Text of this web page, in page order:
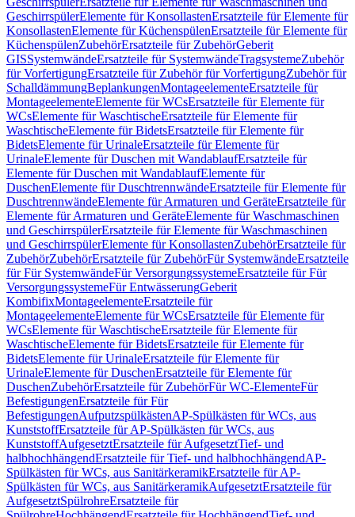
GeschirrspülerElemente für KonsollastenErsatzteile für Elemente für
KonsollastenElemente für KüchenspülenErsatzteile für Elemente für
KüchenspülenZubehörErsatzteile für ZubehörGeberit
GISSystemwändeErsatzteile für SystemwändeTragsystemeZubehör
für VorfertigungErsatzteile für Zubehör für VorfertigungZubehör für
SchalldämmungBeplankungenMontageelementeErsatzteile für
MontageelementeElemente für WCsErsatzteile für Elemente für
WCsElemente für WaschtischeErsatzteile für Elemente für
WaschtischeElemente für BidetsErsatzteile für Elemente für
BidetsElemente für UrinaleErsatzteile für Elemente für
UrinaleElemente für Duschen mit WandablaufErsatzteile für
Elemente für Duschen mit WandablaufElemente für
DuschenElemente für DuschtrennwändeErsatzteile für Elemente für
DuschtrennwändeElemente für Armaturen und GeräteErsatzteile für
Elemente für Armaturen und GeräteElemente für Waschmaschinen
und GeschirrspülerErsatzteile für Elemente für Waschmaschinen
und GeschirrspülerElemente für KonsollastenZubehörErsatzteile für
ZubehörZubehörErsatzteile für ZubehörFür SystemwändeErsatzteile
für Für SystemwändeFür VersorgungssystemeErsatzteile für Für
VersorgungssystemeFür EntwässerungGeberit
KombifixMontageelementeErsatzteile für
MontageelementeElemente für WCsErsatzteile für Elemente für
WCsElemente für WaschtischeErsatzteile für Elemente für
WaschtischeElemente für BidetsErsatzteile für Elemente für
BidetsElemente für UrinaleErsatzteile für Elemente für
UrinaleElemente für DuschenErsatzteile für Elemente für
DuschenZubehörErsatzteile für ZubehörFür WC-ElementeFür
BefestigungenErsatzteile für Für
BefestigungenAufputzspülkästenAP-Spülkästen für WCs, aus
KunststoffErsatzteile für AP-Spülkästen für WCs, aus
KunststoffAufgesetztErsatzteile für AufgesetztTief- und
halbhochhängendErsatzteile für Tief- und halbhochhängendAP-
Spülkästen für WCs, aus SanitärkeramikErsatzteile für AP-
Spülkästen für WCs, aus SanitärkeramikAufgesetztErsatzteile für
AufgesetztSpülrohreErsatzteile für